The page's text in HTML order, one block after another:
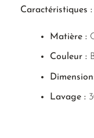
Caractéristiques :
Matière :
Couleur :
Lavage :